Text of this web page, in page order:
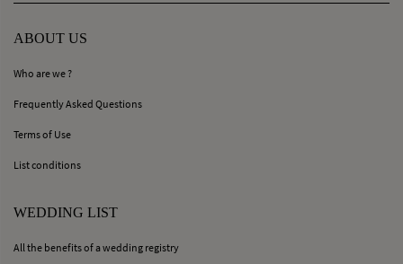
ABOUT US
Who are we ?
Frequently Asked Questions
Terms of Use
List conditions
WEDDING LIST
All the benefits of a wedding registry